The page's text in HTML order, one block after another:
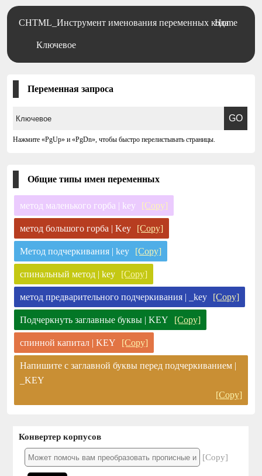
CHTML_Инструмент именования переменных кода
Ключевое
Home
Переменная запроса
Нажмите «PgUp» и «PgDn», чтобы быстро перелистывать страницы.
Общие типы имен переменных
метод маленького горба | key [Copy]
метод большого горба | Key [Copy]
Метод подчеркивания | key [Copy]
спинальный метод | key [Copy]
метод предварительного подчеркивания | _key [Copy]
Подчеркнуть заглавные буквы | KEY [Copy]
спинной капитал | KEY [Copy]
Напишите с заглавной буквы перед подчеркиванием |
_KEY
[Copy]
Конвертер корпусов
[Copy]